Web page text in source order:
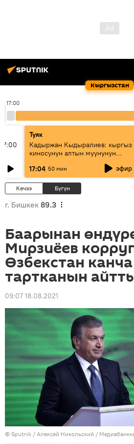
Кыргызстан
17:00
Туяк
Кадыржан Кыдыралиев: кыргыз
киносунун алтын муунунун
17:04 50 мин эфир
Кечээ Бүгүн
г. Бишкек 89.3
Баарынан
Мирзиёев
Өзбекстан
тартканын
09:07 18.08.2021
© Sputnik / Алексей Никольский /